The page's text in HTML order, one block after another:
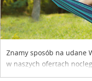
Znamy sposób na udane
w naszych ofertach
zwlekaj atrakcyjne